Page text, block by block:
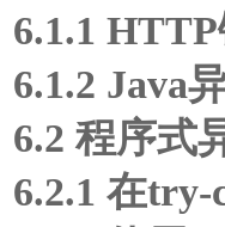
6.1.1
6.1.2 Java
6.2 程序式
6.2.1 在try-